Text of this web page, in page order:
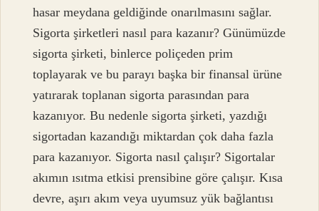
hasar meydana geldiğinde onarılmasını sağlar.
Sigorta şirketleri nasıl para kazanır? Günümüzde
sigorta şirketi, binlerce poliçeden prim
toplayarak ve bu parayı başka bir finansal ürüne
yatırarak toplanan sigorta parasından para
kazanıyor. Bu nedenle sigorta şirketi, yazdığı
sigortadan kazandığı miktardan çok daha fazla
para kazanıyor. Sigorta nasıl çalışır? Sigortalar
akımın ısıtma etkisi prensibine göre çalışır. Kısa
devre, aşırı akım veya uyumsuz yük bağlantısı